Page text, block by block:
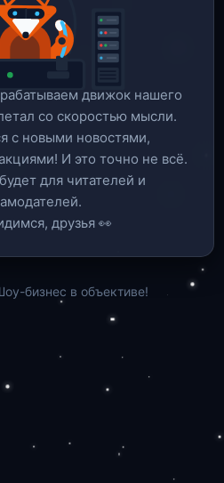
движок нашего
со скоростью мысли.
c новыми новостями,
И это точно не всё.
для читателей и
друзья 👀
бизнес в объективе!